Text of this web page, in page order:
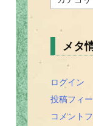
談
メタ
ログイン
投稿フィ
コメント